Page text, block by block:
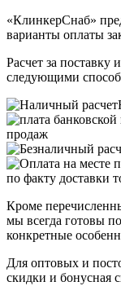
«КлинкерСнаб»
варианты оплаты
Расчет за поставку
следующими
продаж
по факту доставки
Кроме
мы всегда готовы
конкретные
Для оптовых и
скидки и бонусная